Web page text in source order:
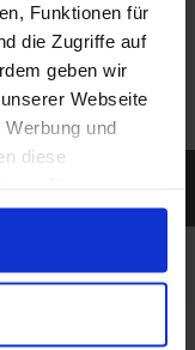
Funktionen für
die Zugriffe auf
geben wir
Webseite
und
diese
hast oder die sie
gesammelt
Sie